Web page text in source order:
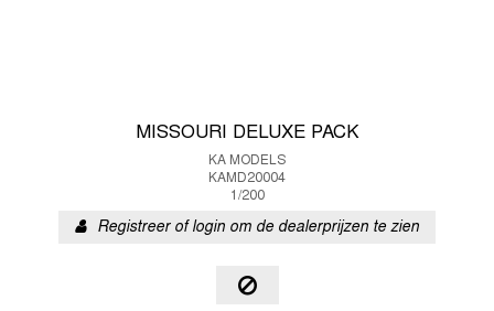
MISSOURI DELUXE PACK
KA MODELS
KAMD20004
1/200
Registreer of login om de dealerprijzen te zien